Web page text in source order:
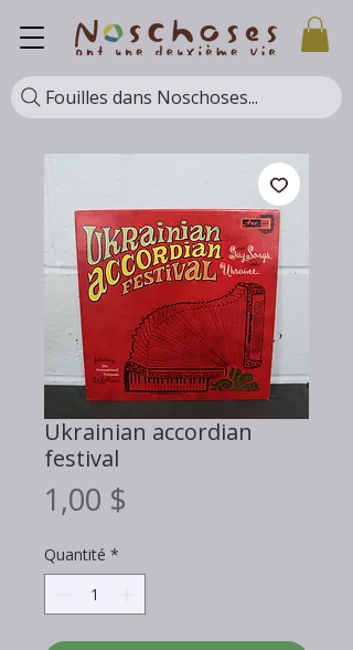
Fouilles dans Noschoses...
Ukrainian accordian
festival
1,00 $
Quantité *